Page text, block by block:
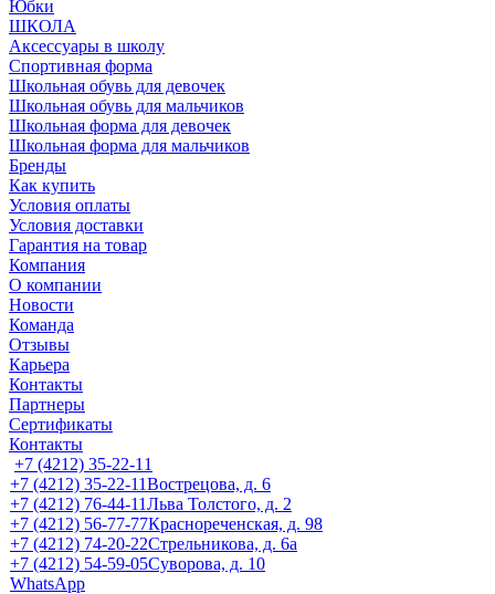
Юбки
ШКОЛА
Аксессуары в школу
Спортивная форма
Школьная обувь для девочек
Школьная обувь для мальчиков
Школьная форма для девочек
Школьная форма для мальчиков
Бренды
Как купить
Условия оплаты
Условия доставки
Гарантия на товар
Компания
О компании
Новости
Команда
Отзывы
Карьера
Контакты
Партнеры
Сертификаты
Контакты
+7 (4212) 35-22-11
+7 (4212) 35-22-11Вострецова, д. 6
+7 (4212) 76-44-11Льва Толстого, д. 2
+7 (4212) 56-77-77Краснореченская, д. 98
+7 (4212) 74-20-22Стрельникова, д. 6а
+7 (4212) 54-59-05Суворова, д. 10
WhatsApp